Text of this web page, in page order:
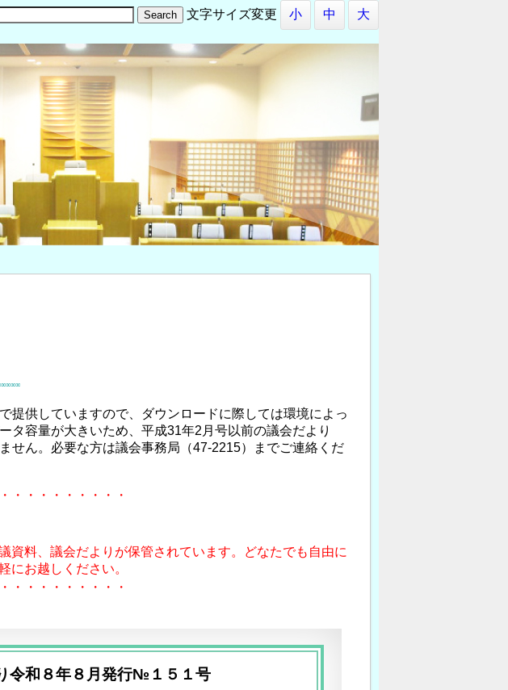
文字サイズ変更 小 中 大
提供していますので、ダウンロードに際しては環境によっ
タ容量が大きいため、平成31年2月号以前の議会だより
せん。必要な方は議会事務局（47-2215）までご連絡くだ
・・・・・・・・・
資料、議会だよりが保管されています。どなたでも自由に
にお越しください。
・・・・・・・・・
令和８年８月発行№１５１号